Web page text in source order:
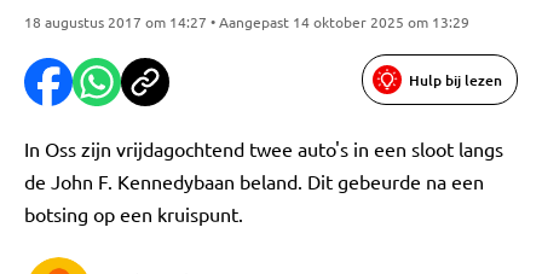
18 augustus 2017 om 14:27 • Aangepast 14 oktober 2025 om 13:29
Hulp bij lezen
In Oss zijn vrijdagochtend twee auto's in een sloot langs
de John F. Kennedybaan beland. Dit gebeurde na een
botsing op een kruispunt.